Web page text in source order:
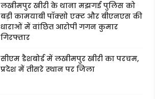
लखीमपुर खीरी के थाना मझगई पुलिस को
बड़ी कामयाबी पॉक्सो एक्ट और बीएनएस की
धाराओं में वांछित आरोपी गगन कुमार
गिरफ्तार
सीएम डैशबोर्ड में लखीमपुर खीरी का परचम,
प्रदेश में तीसरे स्थान पर जिला